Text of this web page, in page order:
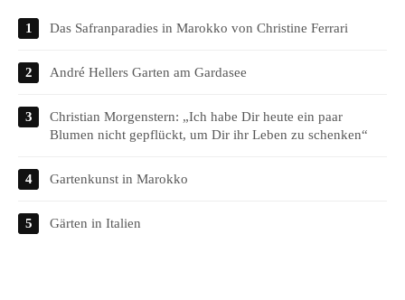
Das Safranparadies in Marokko von Christine Ferrari
André Hellers Garten am Gardasee
Christian Morgenstern: „Ich habe Dir heute ein paar
Blumen nicht gepflückt, um Dir ihr Leben zu schenken“
Gartenkunst in Marokko
Gärten in Italien